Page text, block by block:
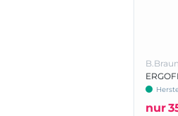
B.Braun
nur